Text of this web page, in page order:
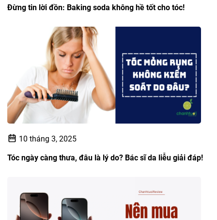
Đừng tin lời đồn: Baking soda không hề tốt cho tóc!
10 tháng 3, 2025
Tóc ngày càng thưa, đâu là lý do? Bác sĩ da liễu giải đáp!